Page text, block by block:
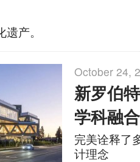
产。
October 24,
新罗伯
学科融
完美诠释了
计理念